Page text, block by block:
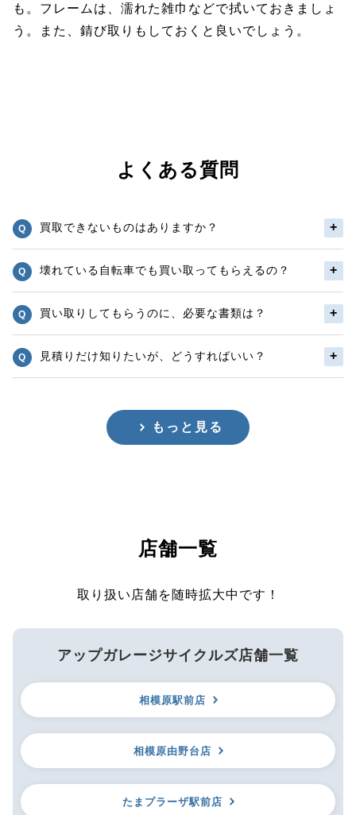
も。フレームは、濡れた雑巾などで拭いておきましょ
う。また、錆び取りもしておくと良いでしょう。
よくある質問
買取できないものはありますか？
壊れている自転車でも買い取ってもらえるの？
買い取りしてもらうのに、必要な書類は？
見積りだけ知りたいが、どうすればいい？
もっと見る
店舗一覧
取り扱い店舗を随時拡大中です！
アップガレージサイクルズ店舗一覧
相模原駅前店
相模原由野台店
たまプラーザ駅前店